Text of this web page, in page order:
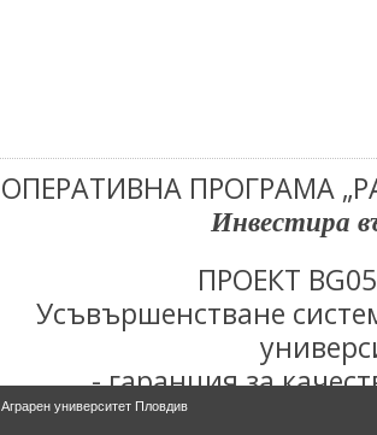
ОПЕРАТИВНА ПРОГРАМА
Инвестира
ПРОЕКТ
Усъвършенстване
- гаранция за
Проектът се
университет Пловдив